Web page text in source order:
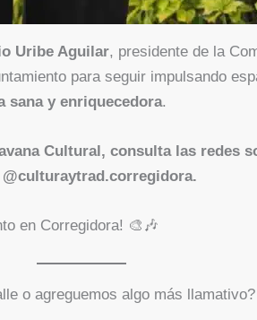
Uribe Aguilar, presidente de la
para seguir impulsando
sana y enriquecedora.
Cultural, consulta las redes
en Corregidora! 🎨🎶
o agreguemos algo más